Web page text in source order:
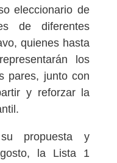
eleccionario de
de diferentes
quienes hasta
los
pares, junto con
y reforzar la
propuesta y
la Lista 1